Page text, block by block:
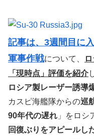
記事は、3週間目に
軍事作戦について、
「現時点」評価を紹介
ロシア製レーザー誘導
カスピ海艦隊からの巡
90年代の遅れ 」をロシ
回復ぶりをアピールし